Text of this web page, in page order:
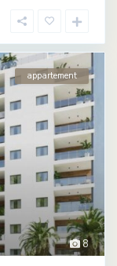
8
appartement